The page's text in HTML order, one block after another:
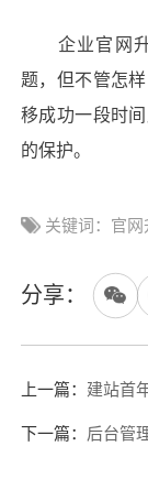
企业官网升
题，但不管怎
移成功一段时
的保护。
关键词：官
分享：
上一篇： 建站首
下一篇： 后台管